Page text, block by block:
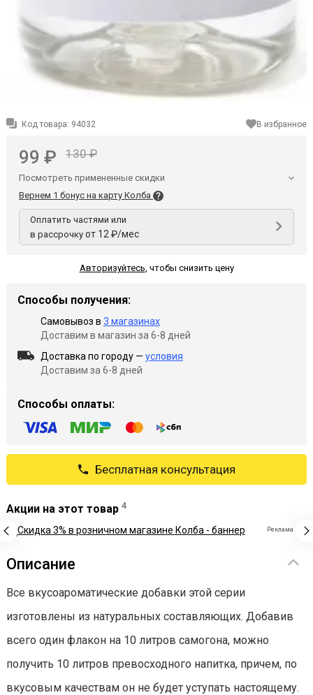
Код товара: 94032 В избранное
99 ₽ 130 ₽
Посмотреть примененные скидки
Вернем 1 бонус на карту Колба
Оплатить частями или
в рассрочку от 12 ₽/мес
Авторизуйтесь чтобы снизить цену
Способы получения:
Самовывоз в 3 магазинах
Доставим в магазин за 6-8 дней
Доставка по городу — условия
Доставим за 6-8 дней
Способы оплаты:
Бесплатная консультация
Акции на этот товар 4
Реклама
Описание
Все вкусоароматические добавки этой серии
изготовлены из натуральных составляющих. Добавив
всего один флакон на 10 литров самогона, можно
получить 10 литров превосходного напитка, причем, по
вкусовым качествам он не будет уступать настоящему.